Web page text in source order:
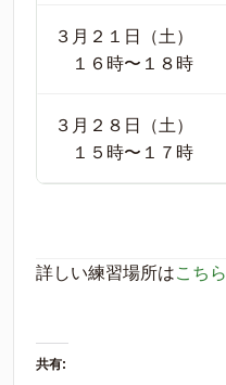
３月２１日（土）
１６時〜１８時
３月２８日（土）
１５時〜１７時
詳しい練習場所はこちら
共有: